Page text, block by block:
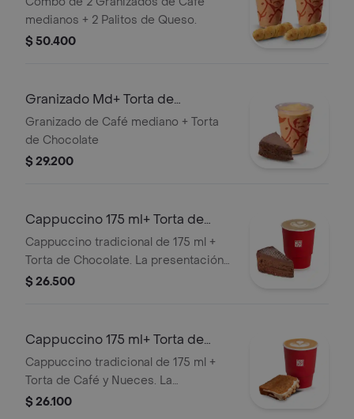
medianos + 2 Palitos de Queso.
$ 50.400
Granizado Md+ Torta de
Chocolate
Granizado de Café mediano + Torta
de Chocolate
$ 29.200
Cappuccino 175 ml+ Torta de
Chocolate
Cappuccino tradicional de 175 ml +
Torta de Chocolate. La presentación
del Cappuccino puede variar
transporte para pedidos a domicilio.
$ 26.500
Cappuccino 175 ml+ Torta de
Café
Cappuccino tradicional de 175 ml +
Torta de Café y Nueces. La
presentación del Cappuccino puede
$ 26.100